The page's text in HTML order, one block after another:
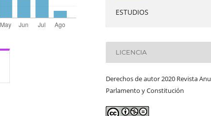
ESTUDIOS
LICENCIA
Derechos de autor 2020 Revista
Parlamento y Constitución